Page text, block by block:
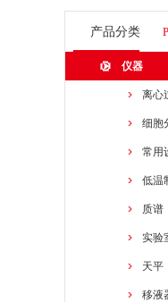
产品分类
仪器
离心
细胞
常用
低温
质谱
实验
天平
移液